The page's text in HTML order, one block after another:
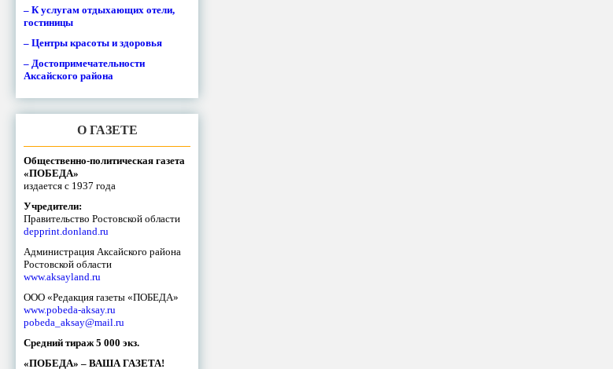
– К услугам отдыхающих отели,
гостиницы
– Центры красоты и здоровья
– Достопримечательности
Аксайского района
О ГАЗЕТЕ
Общественно-политическая газета
«ПОБЕДА»
издается с 1937 года
Учредители:
Правительство Ростовской области
depprint.donland.ru
Администрация Аксайского района
Ростовской области
www.aksayland.ru
ООО «Редакция газеты «ПОБЕДА»
www.pobeda-aksay.ru
pobeda_aksay@mail.ru
Средний тираж 5 000 экз.
«ПОБЕДА» – ВАША ГАЗЕТА!